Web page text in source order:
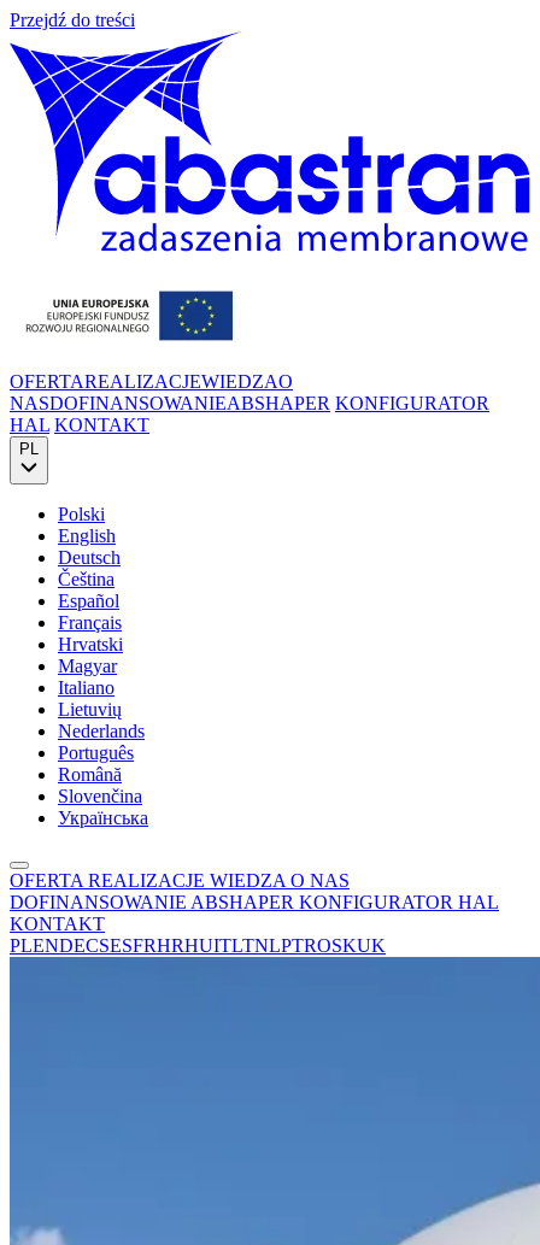
Przejdź do treści
OFERTAREALIZACJEWIEDZAO
NASDOFINANSOWANIEABSHAPER KONFIGURATOR
HAL KONTAKT
PL
Polski
English
Deutsch
Čeština
Español
Français
Hrvatski
Magyar
Italiano
Lietuvių
Nederlands
Português
Română
Slovenčina
Українська
OFERTA REALIZACJE WIEDZA O NAS
DOFINANSOWANIE ABSHAPER KONFIGURATOR HAL
KONTAKT
PLENDECSESFRHRHUITLTNLPTROSKUK